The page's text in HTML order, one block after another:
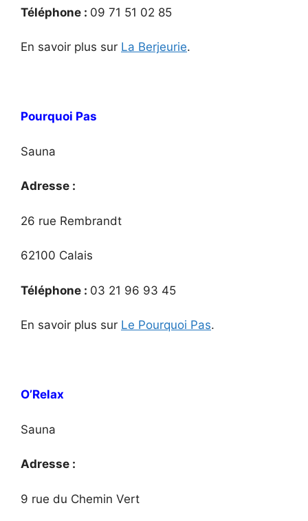
Téléphone : 09 71 51 02 85
En savoir plus sur La Berjeurie.
Pourquoi Pas
Sauna
Adresse :
26 rue Rembrandt
62100 Calais
Téléphone : 03 21 96 93 45
En savoir plus sur Le Pourquoi Pas.
O’Relax
Sauna
Adresse :
9 rue du Chemin Vert